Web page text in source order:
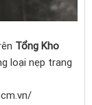
Tổng Kho
loại nẹp trang